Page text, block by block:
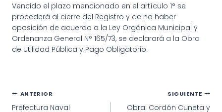
Vencido el plazo mencionado en el artículo 1° se
procederá al cierre del Registro y de no haber
oposición de acuerdo a la Ley Orgánica Municipal y
Ordenanza General N° 165/73, se declarará a la Obra
de Utilidad Pública y Pago Obligatorio.
Navegación
ANTERIOR
Prefectura Naval
SIGUIENTE
Obra: Cordón Cuneta y